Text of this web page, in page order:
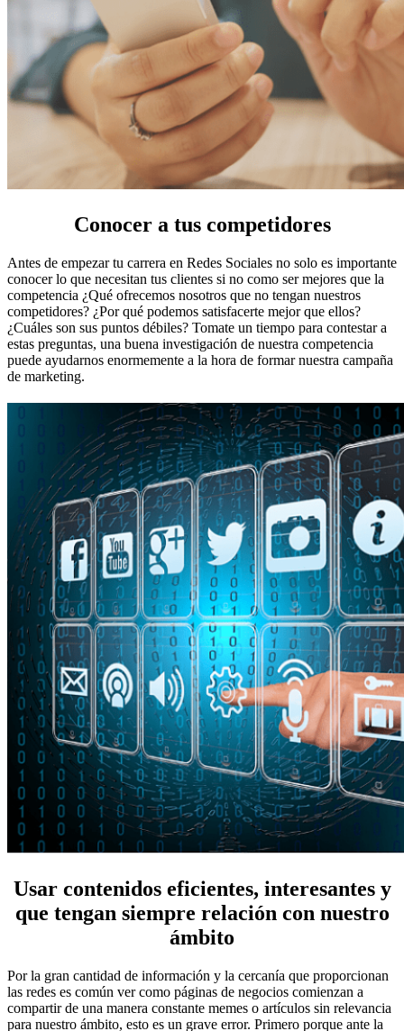
Conocer a tus competidores
Antes de empezar tu carrera en Redes Sociales no solo es importante
conocer lo que necesitan tus clientes si no como ser mejores que la
competencia ¿Qué ofrecemos nosotros que no tengan nuestros
competidores? ¿Por qué podemos satisfacerte mejor que ellos?
¿Cuáles son sus puntos débiles? Tomate un tiempo para contestar a
estas preguntas, una buena investigación de nuestra competencia
puede ayudarnos enormemente a la hora de formar nuestra campaña
de marketing.
Usar contenidos eficientes, interesantes y
que tengan siempre relación con nuestro
ámbito
Por la gran cantidad de información y la cercanía que proporcionan
las redes es común ver como páginas de negocios comienzan a
compartir de una manera constante memes o artículos sin relevancia
para nuestro ámbito, esto es un grave error. Primero porque ante la